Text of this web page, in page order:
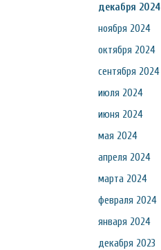
декабря 2024
ноября 2024
октября 2024
сентября 2024
июля 2024
июня 2024
мая 2024
апреля 2024
марта 2024
февраля 2024
января 2024
декабря 2023